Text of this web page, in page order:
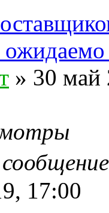
» 30 май
17:00